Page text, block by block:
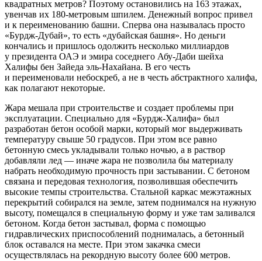
квадратных метров? Поэтому остановились на 163 этажах,
увенчав их 180-метровым шпилем. Денежный вопрос привел
и к переименованию башни. Сперва она называлась просто
«Бурдж-Дубай», то есть «дубайская башня». Но деньги
кончались и пришлось одолжить несколько миллиардов
у президента ОАЭ и эмира соседнего Абу-Даби шейха
Халифы бен Зайеда эль-Нахайана. В его честь
и переименовали небоскреб, а не в честь абстрактного халифа,
как полагают некоторые.
Жара мешала при строительстве и создает проблемы при
эксплуатации. Специально для «Бурдж-Халифа» был
разработан бетон особой марки, который мог выдерживать
температуру свыше 50 градусов. При этом все равно
бетонную смесь укладывали только ночью, а в раствор
добавляли лед — иначе жара не позволила бы материалу
набрать необходимую прочность при застывании. С бетоном
связана и передовая технология, позволившая обеспечить
высокие темпы строительства. Стальной каркас межэтажных
перекрытий собирался на земле, затем поднимался на нужную
высоту, помещался в специальную форму и уже там заливался
бетоном. Когда бетон застывал, форма с помощью
гидравлических приспособлений поднималась, а бетонный
блок оставался на месте. При этом закачка смеси
осуществлялась на рекордную высоту более 600 метров.